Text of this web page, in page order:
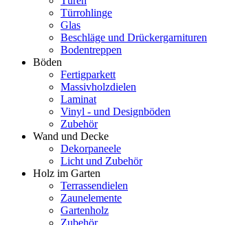
Türrohlinge
Glas
Beschläge und Drückergarnituren
Bodentreppen
Böden
Fertigparkett
Massivholzdielen
Laminat
Vinyl - und Designböden
Zubehör
Wand und Decke
Dekorpaneele
Licht und Zubehör
Holz im Garten
Terrassendielen
Zaunelemente
Gartenholz
Zubehör